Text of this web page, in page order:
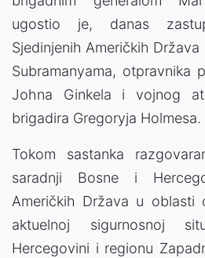
ugostio je, danas
Sjedinjenih Američkih Država
Subramanyama, otpravnika
Johna Ginkela i vojnog
brigadira Gregoryja Holmesa.
Tokom sastanka
saradnji Bosne i
Američkih Država u oblasti
aktuelnoj sigurnosnoj
Hercegovini i regionu